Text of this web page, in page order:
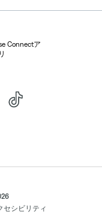
Connectア
セシビリティ